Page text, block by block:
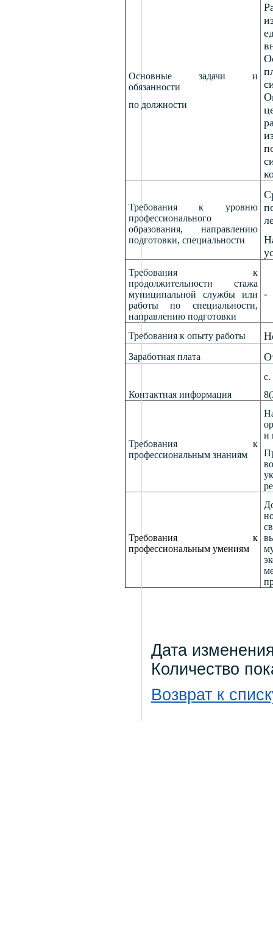
Основные задачи и
обязанности
по должности
Требования к уровню
профессионального
образования, направлению
подготовки, специальности
Требования к
продолжительности стажа
муниципальной службы или
работы по специальности,
направлению подготовки
-
Требования к опыту работы
Заработная плата
Контактная информация
с.
Требования к
профессиональным знаниям
и
Требования к
профессиональным умениям
Дата
Количество
Возврат к